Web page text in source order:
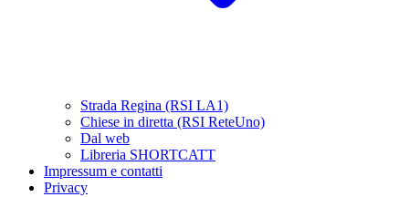
Strada Regina (RSI LA1)
Chiese in diretta (RSI ReteUno)
Dal web
Libreria SHORTCATT
Impressum e contatti
Privacy